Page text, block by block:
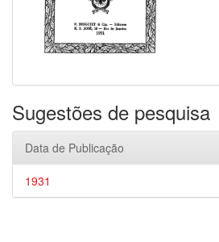
Sugestões de pesquisa
Data de Publicação
1931